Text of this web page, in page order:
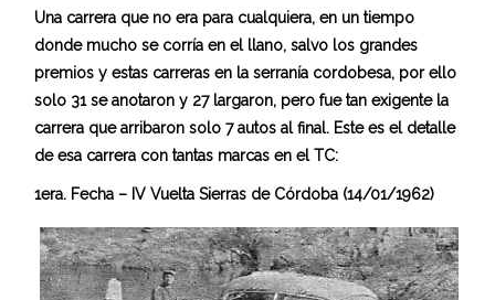
Una carrera que no era para cualquiera, en un tiempo
donde mucho se corría en el llano, salvo los grandes
premios y estas carreras en la serranía cordobesa, por ello
solo 31 se anotaron y 27 largaron, pero fue tan exigente la
carrera que arribaron solo 7 autos al final. Este es el detalle
de esa carrera con tantas marcas en el TC:
1era. Fecha – IV Vuelta Sierras de Córdoba (14/01/1962)